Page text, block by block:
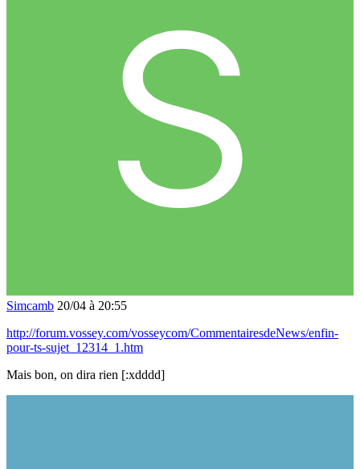
Simcamb 20/04 à 20:55
http://forum.vossey.com/vosseycom/CommentairesdeNews/enfin-
pour-ts-sujet_12314_1.htm
Mais bon, on dira rien [:xdddd]